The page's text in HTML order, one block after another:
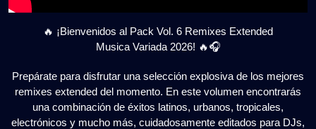
🔥 ¡Bienvenidos al Pack Vol. 6 Remixes Extended
Musica Variada 2026! 🔥🎧
Prepárate para disfrutar una selección explosiva de los mejores
remixes extended del momento. En este volumen encontrarás
una combinación de éxitos latinos, urbanos, tropicales,
electrónicos y mucho más, cuidadosamente editados para DJs,